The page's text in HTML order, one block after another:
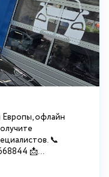
Европы, офлайн
📞
📩...